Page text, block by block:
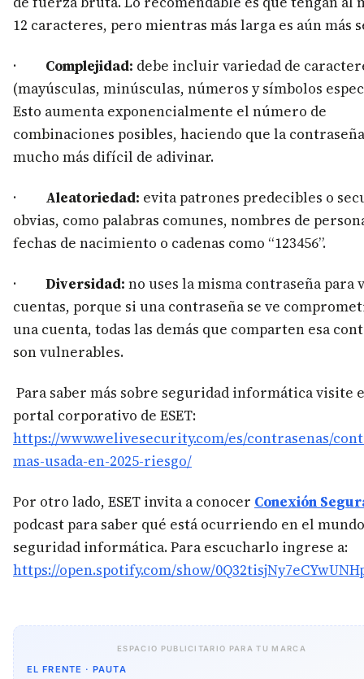
12 caracteres, pero mientras más larga es aún más
· Complejidad: debe incluir variedad de
(mayúsculas, minúsculas, números y símbolos
Esto aumenta exponencialmente el número de
combinaciones posibles, haciendo que la
mucho más difícil de adivinar.
· Aleatoriedad: evita patrones predecibles o
obvias, como palabras comunes, nombres de
fechas de nacimiento o cadenas como “123456”.
· Diversidad: no uses la misma contraseña para
cuentas, porque si una contraseña se ve
una cuenta, todas las demás que comparten esa
son vulnerables.
Para saber más sobre seguridad informática visite
portal corporativo de ESET:
https://www.welivesecurity.com/es/contrasenas/
mas-usada-en-2025-riesgo/
Por otro lado, ESET invita a conocer Conexión
podcast para saber qué está ocurriendo en el
seguridad informática. Para escucharlo ingrese a:
https://open.spotify.com/show/
ESPACIO PUBLICITARIO PARA TU MARCA
EL FRENTE · PAUTA